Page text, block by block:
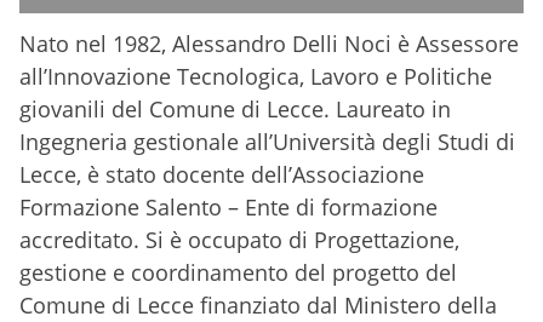
Nato nel 1982, Alessandro Delli Noci è Assessore
all’Innovazione Tecnologica, Lavoro e Politiche
giovanili del Comune di Lecce. Laureato in
Ingegneria gestionale all’Università degli Studi di
Lecce, è stato docente dell’Associazione
Formazione Salento – Ente di formazione
accreditato. Si è occupato di Progettazione,
gestione e coordinamento del progetto del
Comune di Lecce finanziato dal Ministero della